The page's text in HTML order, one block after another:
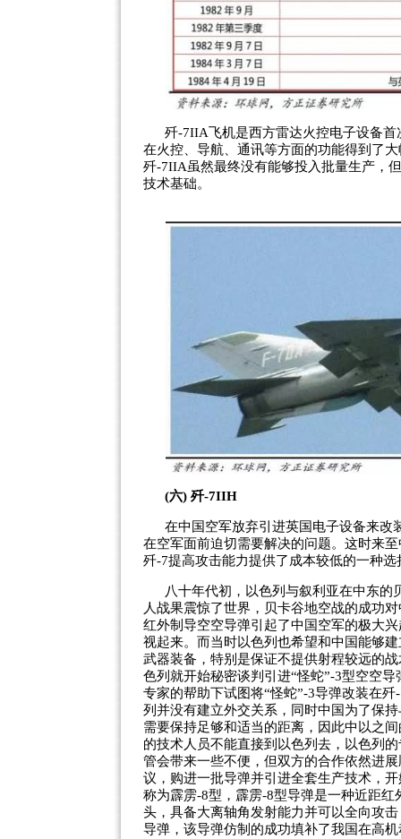
歼-7IIA飞机是西方雷达火控电子设备
在火控、导航、通讯等方面的功能得到了
歼-7IIA虽然最终没有能够投入批量生产，
技术基础。
(六) 歼-7IIH
在中国空军放弃引进英国电子设备来
在空军面前迫切需要解决的问题。这时来
歼-7提高攻击能力提供了成本较低的一种选
八十年代初，以色列与叙利亚在中东
人战果震惊了世界，贝卡谷地空战的成功
红外制导空空导弹引起了中国空军的极大
视起来。而当时以色列也希望和中国能够
武器装备，特别是保证不提供射程较远的
色列就开始秘密谈判引进“怪蛇”-3型空空
专家的帮助下试图将“怪蛇”-3导弹改装在
列并没有建立外交关系，同时中国为了保
需要保持足够和适当的距离，因此中以之
的技术人员不能直接到以色列去，以色列
管会带来一些不便，但双方的合作依然进
议，购进一批导弹并引进全套生产技术，
称为霹雳-8型，霹雳-8型导弹是一种近距
头，具备大离轴角发射能力并可以全向攻
导弹，该导弹仿制的成功填补了我国在高